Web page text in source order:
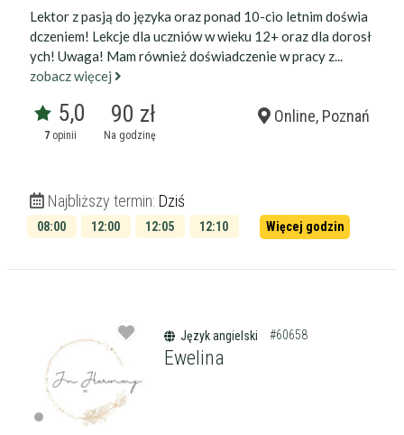
Lektor z pasją do języka oraz ponad 10-cio letnim doświa
dczeniem! Lekcje dla uczniów w wieku 12+ oraz dla dorosł
ych! Uwaga! Mam również doświadczenie w pracy z...
zobacz więcej
5,0
7opinii
90 zł
Na godzinę
Online, Poznań
Najbliższy termin: Dziś
08:00 12:00 12:05
12:10
Więcej godzin
Język angielski #60658
Ewelina